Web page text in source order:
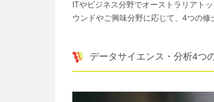
ITやビジネス分野でオーストラリアト
ウンドやご興味分野に応じて、4つの修
データサイエンス・分析4つ